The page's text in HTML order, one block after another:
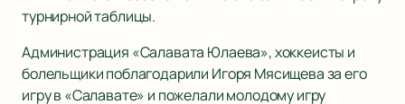
турнирной таблицы.
Администрация «Салавата Юлаева», хоккеисты и
болельщики поблагодарили Игоря Мясищева за его
игру в «Салавате» и пожелали молодому игру